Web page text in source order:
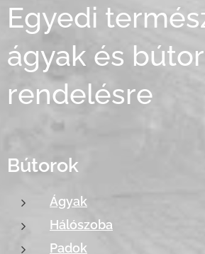
Egyedi
ágyak és
rendelésre
Bútorok
Ágyak
Hálószoba
Padok